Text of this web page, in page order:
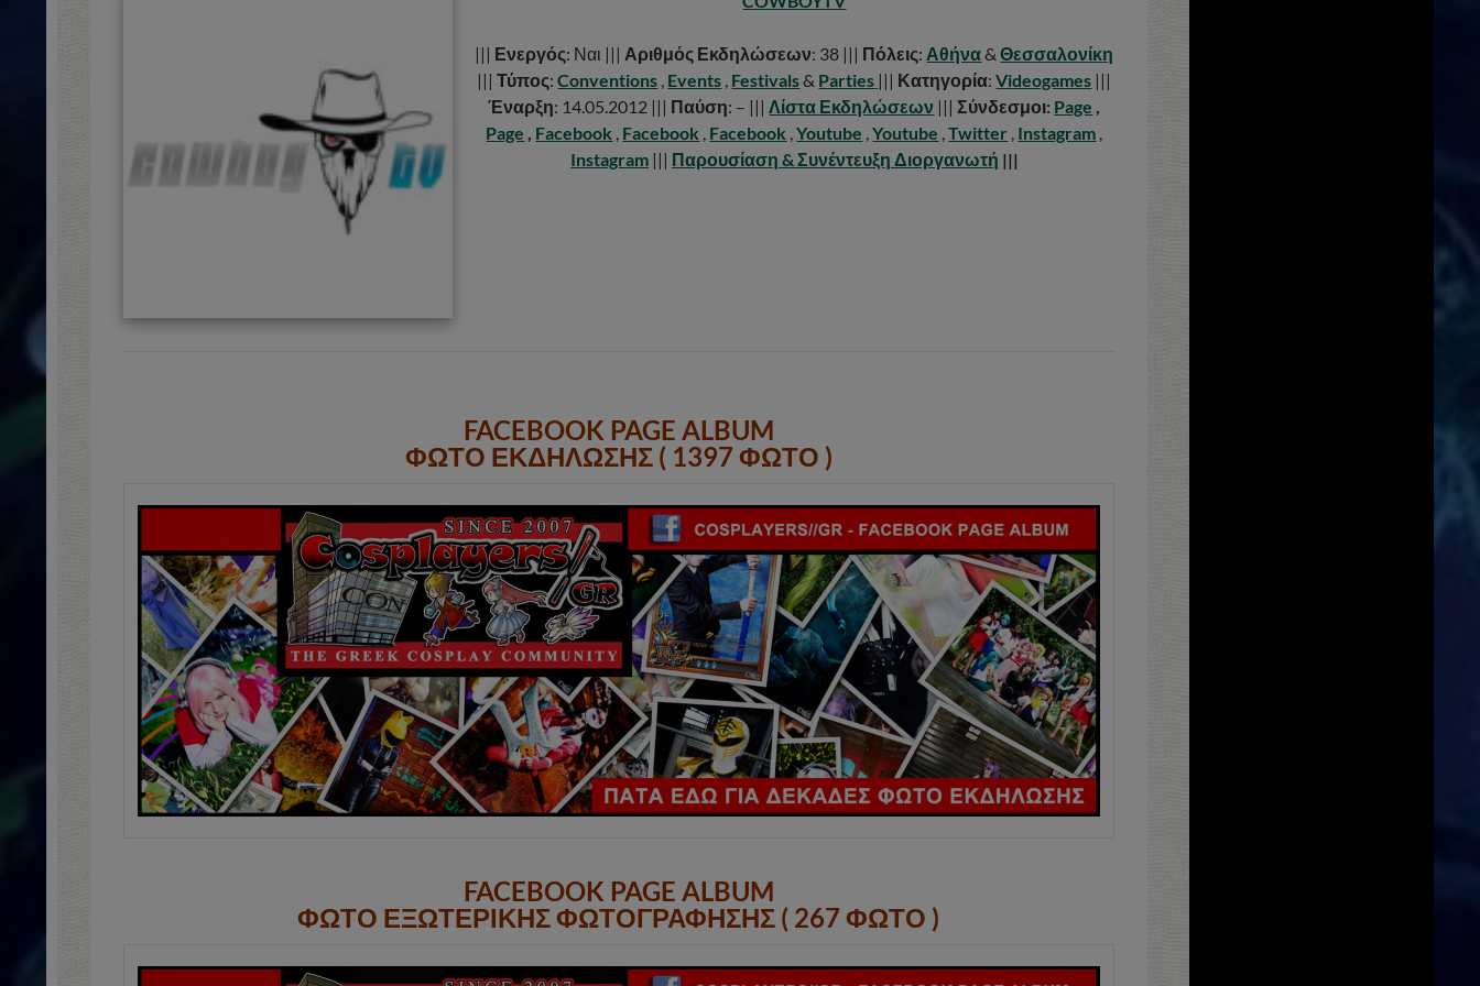
||| Ενεργός: Ναι ||| Αριθμός Εκδηλώσεων: 38 ||| Πόλεις: Αθήνα&Θεσσαλονίκη
|||Τύπος:Conventions , Events , Festivals& Parties ||| Κατηγορία:Videogames |||
Έναρξη: 14.05.2012 ||| Παύση: – |||Λίστα Εκδηλώσεων |||Σύνδεσμοι: Page ,
Page , Facebook , Facebook , Facebook ,Youtube ,Youtube ,Twitter , Instagram ,
Instagram||| Παρουσίαση & Συνέντευξη Διοργανωτή |||
FACEBOOK PAGE ALBUM
ΦΩΤΟ ΕΚΔΗΛΩΣΗΣ ( 1397 ΦΩΤΟ )
FACEBOOK PAGE ALBUM
ΦΩΤΟ ΕΞΩΤΕΡΙΚΗΣ ΦΩΤΟΓΡΑΦΗΣΗΣ ( 267 ΦΩΤΟ )